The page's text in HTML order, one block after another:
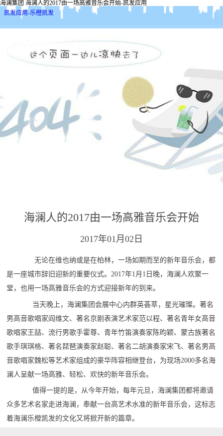
海澜集团 海澜人的2017由一场高雅音乐会开始-凯发应用
凯发应用-乐橙凯发
海澜人的2017由一场高雅音乐会开始
2017年01月02日
无论在维也纳或是在柏林，一场如期而至的新年音乐会，都
是一座城市辞旧迎新的重要仪式。2017年1月1日晚，海澜人欢聚一
堂，也用一场高雅音乐会的方式迎接新年的到来。
当天晚上，海澜集团会展中心内群英荟萃，星光璀璨。著名
男高音歌唱家阎维文、著名京剧表演艺术家范以程、著名青年女高音
歌唱家王喆、流行男歌手霍尊、青年竹笛演奏家陈昀颖、蒙古族著名
歌手琪琪格、著名琵琶演奏家赵聪、著名二胡演奏家宋飞、著名男高
音歌唱家魏松等艺术家组成的豪华阵容相继登台，为现场2000多名海
澜人呈献一场高雅、轻松、欢快的新年音乐会。
值得一提的是，从今年开始，每年元旦，海澜集团都将邀请
众多艺术名家走进海澜，奉献一台高艺术水准的新年音乐会，这标志
着海澜乐橙凯发的文化又将掀开新的篇章。